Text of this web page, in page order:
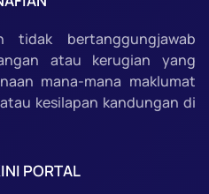
tidak bertanggungjawab
atau kerugian yang
mana-mana maklumat
kesilapan kandungan di
PORTAL